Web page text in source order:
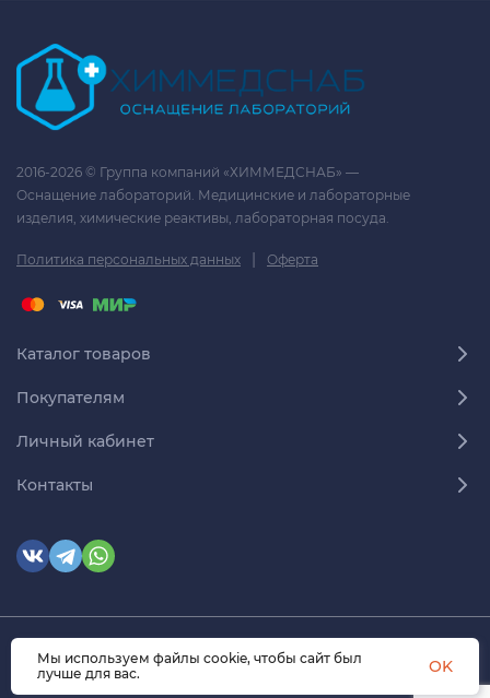
2016-2026 © Группа компаний «ХИММЕДСНАБ» —
Оснащение лабораторий. Медицинские и лабораторные
изделия, химические реактивы, лабораторная посуда.
Политика персональных данных | Оферта
Каталог товаров
Покупателям
Личный кабинет
Контакты
© 2026 himmedsnab.ru. Все права защищены
Мы используем файлы cookie, чтобы сайт был
лучше для вас.
OK